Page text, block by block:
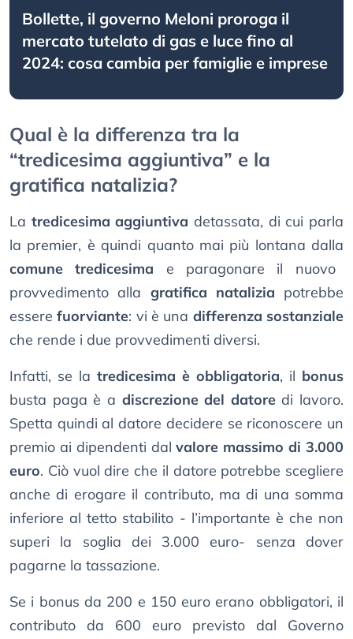
Bollette, il governo Meloni proroga il
mercato tutelato di gas e luce fino al
2024: cosa cambia per famiglie e imprese
Qual è la differenza tra la
“tredicesima aggiuntiva” e la
gratifica natalizia?
La tredicesima aggiuntiva detassata, di cui parla
la premier, è quindi quanto mai più lontana dalla
comune tredicesima e paragonare il nuovo
provvedimento alla gratifica natalizia potrebbe
esserefuorviante: vi è una differenza sostanziale
che rende i due provvedimenti diversi.
Infatti, se la tredicesima è obbligatoria, il bonus
busta paga è a discrezione del datoredi lavoro.
Spetta quindi al datore decidere se riconoscere un
premio ai dipendenti dalvalore massimo di 3.000
euro. Ciò vuol dire che il datore potrebbe scegliere
anche di erogare il contributo, ma di una somma
inferiore al tetto stabilito - l’importante è che non
superi la soglia dei 3.000 euro- senza dover
pagarne la tassazione.
Se i bonus da 200 e 150 euro erano obbligatori, il
contributo da 600 euro previsto dal Governo